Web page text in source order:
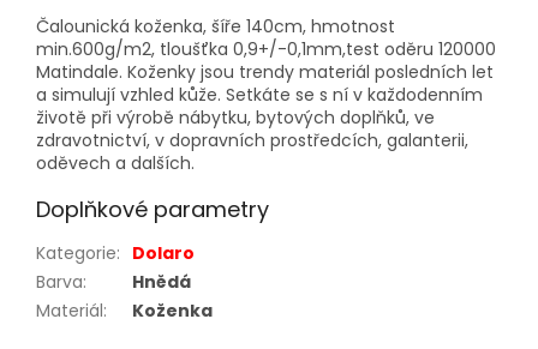
Čalounická koženka, šíře 140cm, hmotnost
min.600g/m2, tloušťka 0,9+/-0,1mm,test oděru 120000
Matindale. Koženky jsou trendy materiál posledních let
a simulují vzhled kůže. Setkáte se s ní v každodenním
životě při výrobě nábytku, bytových doplňků, ve
zdravotnictví, v dopravních prostředcích, galanterii,
oděvech a dalších.
Doplňkové parametry
Kategorie: Dolaro
Barva:
Hnědá
Materiál: Koženka